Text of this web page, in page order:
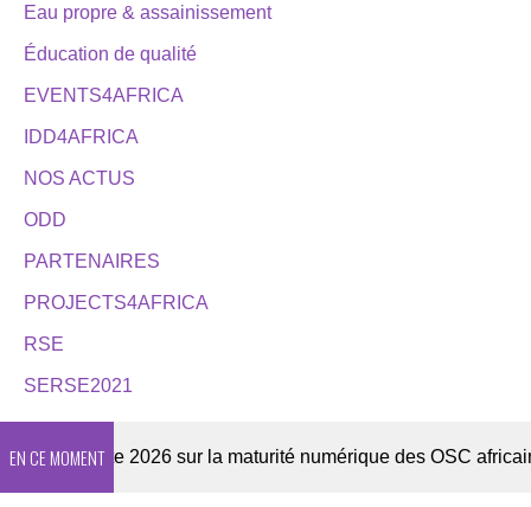
Eau propre & assainissement
Éducation de qualité
EVENTS4AFRICA
IDD4AFRICA
NOS ACTUS
ODD
PARTENAIRES
PROJECTS4AFRICA
RSE
SERSE2021
EN CE MOMENT
Enquête 2026 sur la maturité numérique des OSC africaines